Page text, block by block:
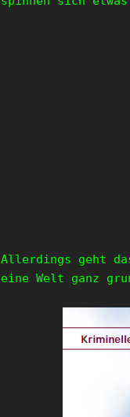
Allerdings geht
eine Welt ganz